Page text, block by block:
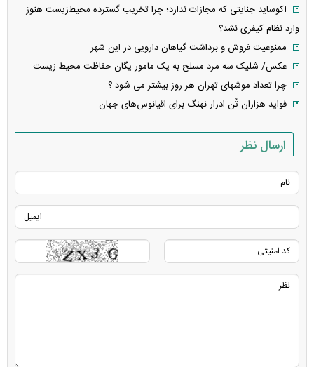
اکوساید جنایتی که مجازات ندارد؛ چرا تخریب گسترده محیط‌زیست هنوز
وارد نظام کیفری نشد؟
ممنوعیت فروش و برداشت گیاهان دارویی در این شهر
عکس/ شلیک سه مرد مسلح به یک مامور یگان حفاظت محیط زیست
چرا تعداد موشهای تهران هر روز بیشتر می شود ؟
فواید هزاران تُن ادرار نهنگ برای اقیانوس‌های جهان
ارسال نظر